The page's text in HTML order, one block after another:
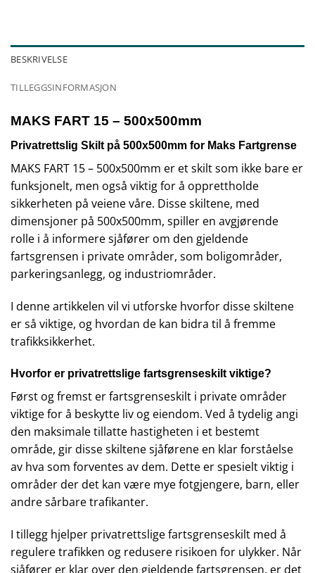
BESKRIVELSE
TILLEGGSINFORMASJON
MAKS FART 15 – 500x500mm
Privatrettslig Skilt på 500x500mm for Maks Fartgrense
MAKS FART 15 – 500x500mm er et skilt som ikke bare er
funksjonelt, men også viktig for å opprettholde
sikkerheten på veiene våre. Disse skiltene, med
dimensjoner på 500x500mm, spiller en avgjørende
rolle i å informere sjåfører om den gjeldende
fartsgrensen i private områder, som boligområder,
parkeringsanlegg, og industriområder.
I denne artikkelen vil vi utforske hvorfor disse skiltene
er så viktige, og hvordan de kan bidra til å fremme
trafikksikkerhet.
Hvorfor er privatrettslige fartsgrenseskilt viktige?
Først og fremst er fartsgrenseskilt i private områder
viktige for å beskytte liv og eiendom. Ved å tydelig angi
den maksimale tillatte hastigheten i et bestemt
område, gir disse skiltene sjåførene en klar forståelse
av hva som forventes av dem. Dette er spesielt viktig i
områder der det kan være mye fotgjengere, barn, eller
andre sårbare trafikanter.
I tillegg hjelper privatrettslige fartsgrenseskilt med å
regulere trafikken og redusere risikoen for ulykker. Når
sjåfører er klar over den gjeldende fartsgrensen, er det